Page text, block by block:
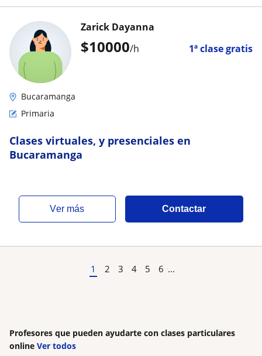
$10000/h 1ª clase gratis
Zarick Dayanna
Bucaramanga
Primaria
Clases virtuales, y presenciales en
Bucaramanga
ver más Contactar
1 2 3 4 5 6 ...
Profesores que pueden ayudarte con clases particulares
online Ver todos